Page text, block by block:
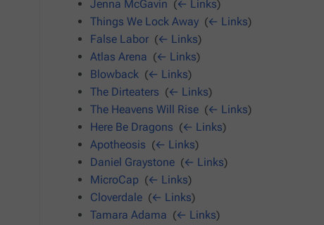
Jenna McGavin (← Links)
Things We Lock Away (← Links)
False Labor (← Links)
Atlas Arena (← Links)
Blowback (← Links)
The Dirteaters (← Links)
The Heavens Will Rise (← Links)
Here Be Dragons (← Links)
Apotheosis (← Links)
Daniel Graystone (← Links)
MicroCap (← Links)
Cloverdale (← Links)
Tamara Adama (← Links)